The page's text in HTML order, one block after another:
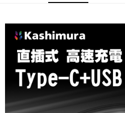
後付繳納相關費用。
是否繳費成功／繳費後需取消欲退款等相
客戶支援中心」https://
【注意事項】
１．透過由恩沛科技股份有限公司提供之
易，需依本服務之必要範圍內提供個人資
權轉讓予恩沛科技股份有限公司。
２．關於個人資料處理事宜，請瀏覽以下
３．未成年的使用者請事先徵得法定代理
每筆NT$100，滿NT$1,200(含以上)免
宅配(外島)
付款後門市自取